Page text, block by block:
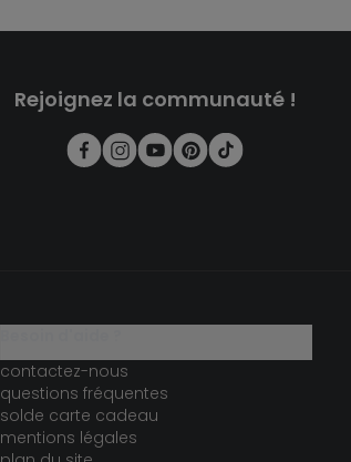
Rejoignez la communauté !
contactez-nous
questions fréquentes
solde carte cadeau
mentions légales